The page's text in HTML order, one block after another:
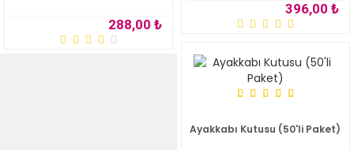
288,00 ₺
396,00 ₺
Ayakkabı Kutusu (50'li Paket)